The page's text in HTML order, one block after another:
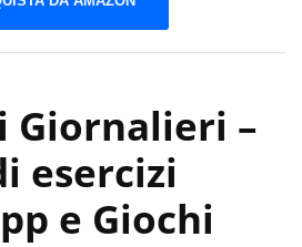
Giornalieri –
esercizi
e Giochi